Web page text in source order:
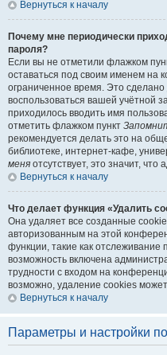
Вернуться к началу
Почему мне периодически
пароля?
Если вы не отметили флажком
оставаться под своим именем на
ограниченное время. Это сделано
воспользоваться вашей учётной
приходилось вводить имя
отметить флажком пункт
рекомендуется делать это на
библиотеке, интернет-кафе,
меня отсутствует, это значит,
Вернуться к началу
Что делает функция «Удалить
Она удаляет все созданные
авторизованным на этой
функции, такие как
возможность включена
трудности с входом на
возможно, удаление cookies
Вернуться к началу
Параметры и настройки